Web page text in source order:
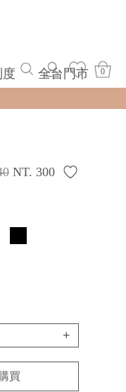
全台門市 0
NT. 300
+
買